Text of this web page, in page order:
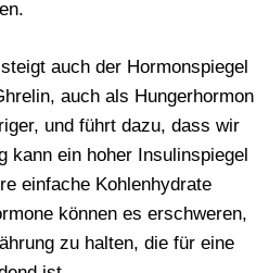
auch der Hormonspiegel
auch als Hungerhormon
und führt dazu, dass wir
kann ein hoher Insulinspiegel
einfache Kohlenhydrate
können es erschweren,
zu halten, die für eine